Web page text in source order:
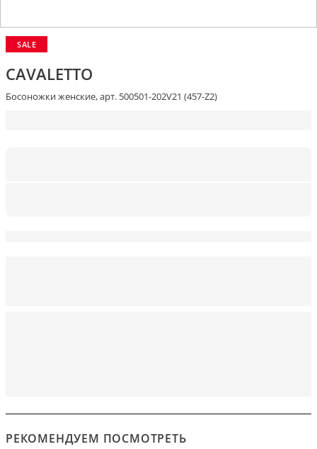
SALE
CAVALETTO
Босоножки женские, арт. 500501-202V21 (457-Z2)
РЕКОМЕНДУЕМ ПОСМОТРЕТЬ